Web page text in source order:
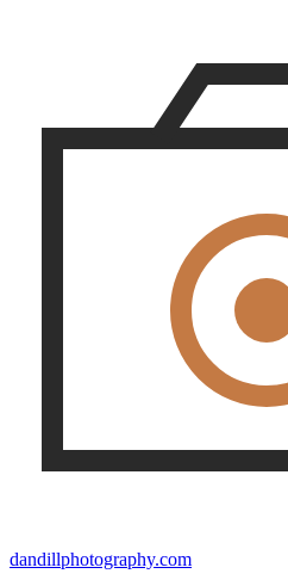
dandillphotography.com